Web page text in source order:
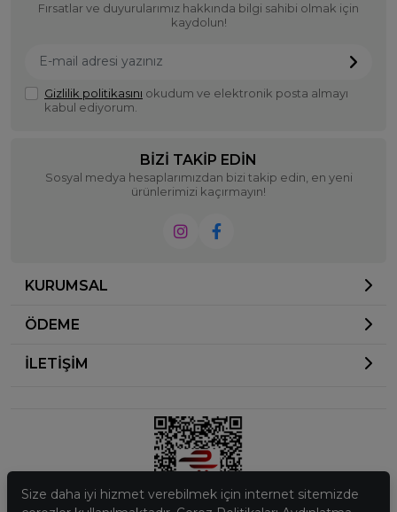
Fırsatlar ve duyurularımız hakkında bilgi sahibi olmak için
kaydolun!
Gizlilik politikasını okudum ve elektronik posta almayı
kabul ediyorum.
BIZI TAKIP EDIN
Sosyal medya hesaplarımızdan bizi takip edin, en yeni
ürünlerimizi kaçırmayın!
KURUMSAL
ÖDEME
İLETİŞİM
Size daha iyi hizmet verebilmek için internet sitemizde